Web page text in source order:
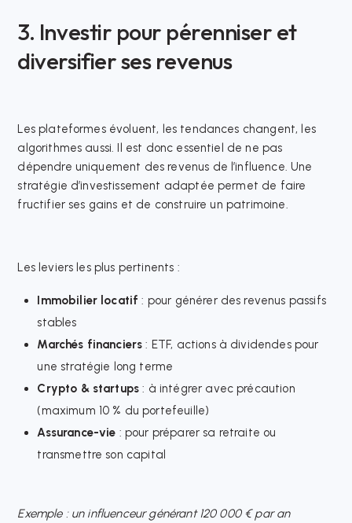
3. Investir pour pérenniser et
diversifier ses revenus
Les plateformes évoluent, les tendances changent, les
algorithmes aussi. Il est donc essentiel de ne pas
dépendre uniquement des revenus de l’influence. Une
stratégie d’investissement adaptée permet de faire
fructifier ses gains et de construire un patrimoine.​
Les leviers les plus pertinents :
Immobilier locatif : pour générer des revenus passifs
stables
Marchés financiers : ETF, actions à dividendes pour
une stratégie long terme
Crypto & startups : à intégrer avec précaution
(maximum 10 % du portefeuille)
Assurance-vie : pour préparer sa retraite ou
transmettre son capital
Exemple : un influenceur générant 120 000 € par an